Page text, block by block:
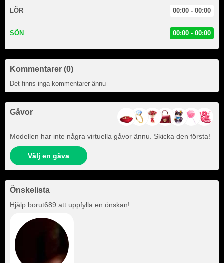
LÖR 00:00 - 00:00
SÖN 00:00 - 00:00
Kommentarer (0)
Det finns inga kommentarer ännu
Gåvor
Modellen har inte några virtuella gåvor ännu. Skicka den första!
Välj en gåva
Önskelista
Hjälp borut689 att uppfylla en önskan!